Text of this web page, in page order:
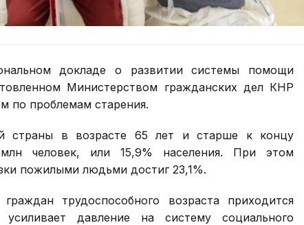
докладе о развитии системы помощи
Министерством гражданских дел КНР
по проблемам старения.
страны в возрасте 65 лет и старше к концу
человек, или 15,9% населения. При этом
пожилыми людьми достиг 23,1%.
трудоспособного возраста приходится
давление на систему социального